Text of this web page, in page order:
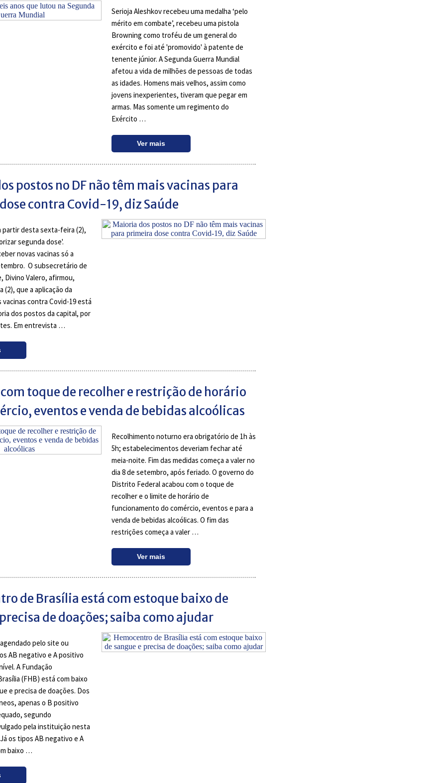
Serioja Aleshkov recebeu uma medalha ‘pelo
mérito em combate’, recebeu uma pistola
Browning como troféu de um general do
exército e foi até 'promovido' à patente de
tenente júnior. A Segunda Guerra Mundial
afetou a vida de milhões de pessoas de todas
as idades. Homens mais velhos, assim como
jovens inexperientes, tiveram que pegar em
armas. Mas somente um regimento do
Exército …
Ver mais
postos no DF não têm mais vacinas para
contra Covid-19, diz Saúde
partir desta sexta-feira (2),
segunda dose'.
novas vacinas só a
O subsecretário de
Divino Valero, afirmou,
que a aplicação da
vacinas contra Covid-19 está
dos postos da capital, por
Em entrevista …
com toque de recolher e restrição de horário
eventos e venda de bebidas alcoólicas
Recolhimento noturno era obrigatório de 1h às
5h; estabelecimentos deveriam fechar até
meia-noite. Fim das medidas começa a valer no
dia 8 de setembro, após feriado. O governo do
Distrito Federal acabou com o toque de
recolher e o limite de horário de
funcionamento do comércio, eventos e para a
venda de bebidas alcoólicas. O fim das
restrições começa a valer …
Ver mais
de Brasília está com estoque baixo de
de doações; saiba como ajudar
pelo site ou
AB negativo e A positivo
A Fundação
(FHB) está com baixo
e precisa de doações. Dos
apenas o B positivo
segundo
pela instituição nesta
os tipos AB negativo e A
baixo …